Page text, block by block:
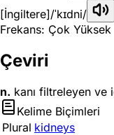
[İngiltere]/ˈkɪdni/
Frekans: Çok Yüksek
Çeviri
n. kanı filtreleyen
Kelime Biçimleri
Plural kidneys